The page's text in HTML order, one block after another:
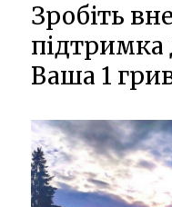
Зробіть
Ваша 1